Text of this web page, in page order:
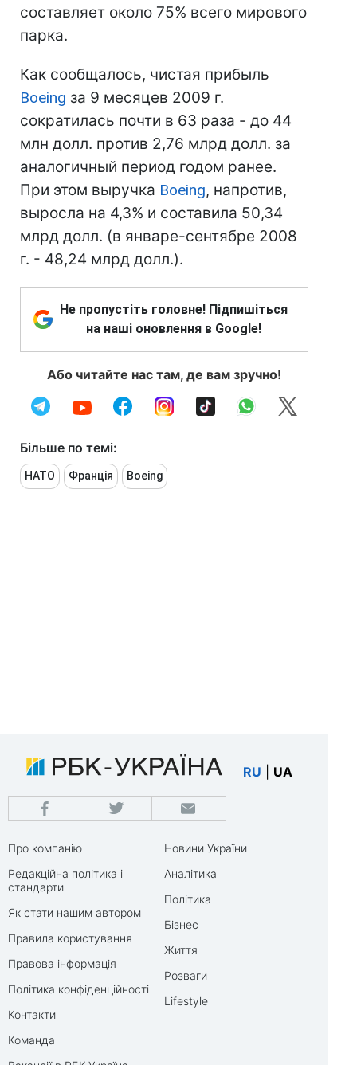
составляет около 75% всего мирового
парка.
Как сообщалось, чистая прибыль
Boeing за 9 месяцев 2009 г.
сократилась почти в 63 раза - до 44
млн долл. против 2,76 млрд долл. за
аналогичный период годом ранее.
При этом выручка Boeing, напротив,
выросла на 4,3% и составила 50,34
млрд долл. (в январе-сентябре 2008
г. - 48,24 млрд долл.).
Не пропустіть головне! Підпишіться
на наші оновлення в Google!
Або читайте нас там, де вам зручно!
Більше по темі:
НАТО Франція Boeing
RU UA
Про компанію
Редакційна політика і
стандарти
Як стати нашим автором
Правила користування
Правова інформація
Політика конфіденційності
Контакти
Команда
Новини України
Аналітика
Політика
Бізнес
Життя
Розваги
Lifestyle